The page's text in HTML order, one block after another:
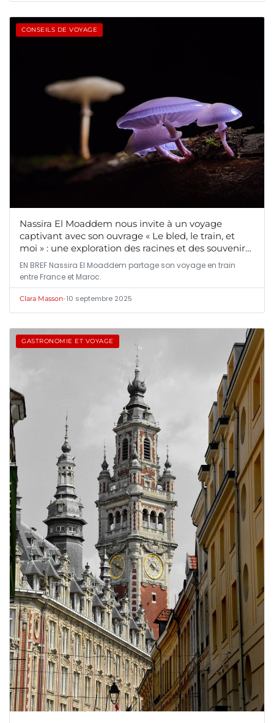
CONSEILS DE VOYAGE
Nassira El Moaddem nous invite à un voyage
captivant avec son ouvrage « Le bled, le train, et
moi » : une exploration des racines et des souvenirs
familiaux au cœur du Maroc.
EN BREF Nassira El Moaddem partage son voyage en train
entre France et Maroc.
Clara Masson•10 septembre 2025
GASTRONOMIE ET VOYAGE